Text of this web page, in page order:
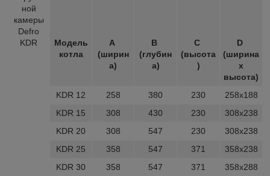
Модель
котла
A
(ширин
а)
B
(глубин
а)
C
(высота
)
D
(ширина
х
высотa)
KDR 12
258 380 230
258x188
KDR 15
308 430 230
308x238
KDR 20
308 547 230
308x238
KDR 25
358 547 371
358x238
KDR 30
358 547 371
358x288